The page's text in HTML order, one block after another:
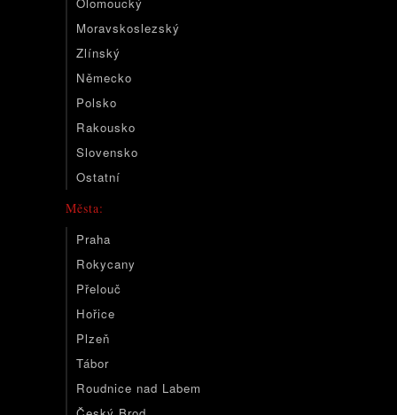
Moravskoslezský
Zlínský
Německo
Polsko
Rakousko
Slovensko
Ostatní
Města:
Praha
Rokycany
Přelouč
Hořice
Plzeň
Tábor
Roudnice nad Labem